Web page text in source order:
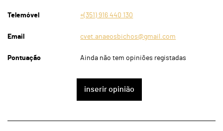
Telemóvel +(351) 916 440 130
Email cvet.anaeosbichos@gmail.com
Pontuação Ainda não tem opiniões registadas
inserir opinião